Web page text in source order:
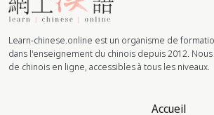
Learn-chinese.online est un organisme de
dans l'enseignement du chinois depuis 2012.
de chinois en ligne, accessibles à tous les niveaux.
Accueil